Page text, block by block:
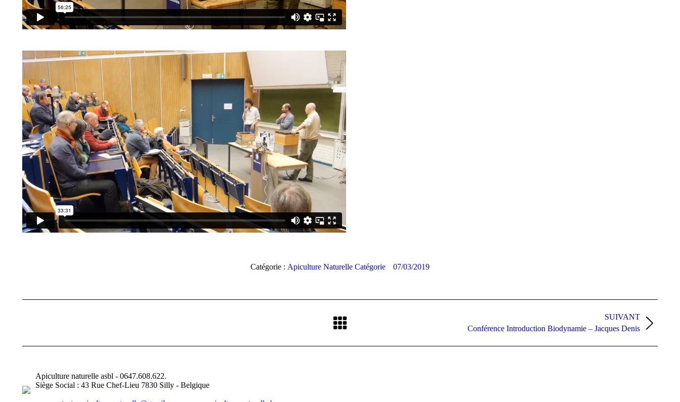
Catégorie : Apiculture Naturelle Catégorie 07/03/2019
SUIVANT
:
Conférence Introduction Biodynamie – Jacques Denis
Apiculture naturelle asbl - 0647.608.622.
Siège Social : 43 Rue Chef-Lieu 7830 Silly - Belgique